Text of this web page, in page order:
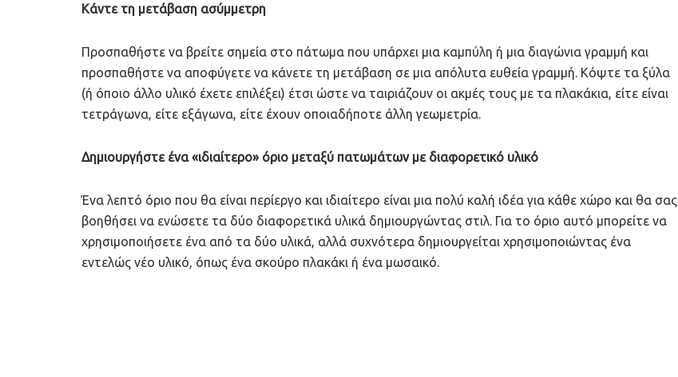
Κάντε τη μετάβαση ασύμμετρη
Προσπαθήστε να βρείτε σημεία στο πάτωμα που υπάρχει μια καμπύλη ή μια διαγώνια γραμμή και
προσπαθήστε να αποφύγετε να κάνετε τη μετάβαση σε μια απόλυτα ευθεία γραμμή. Κόψτε τα ξύλα
(ή όποιο άλλο υλικό έχετε επιλέξει) έτσι ώστε να ταιριάζουν οι ακμές τους με τα πλακάκια, είτε είναι
τετράγωνα, είτε εξάγωνα, είτε έχουν οποιαδήποτε άλλη γεωμετρία.
Δημιουργήστε ένα «ιδιαίτερο» όριο μεταξύ πατωμάτων με διαφορετικό υλικό
Ένα λεπτό όριο που θα είναι περίεργο και ιδιαίτερο είναι μια πολύ καλή ιδέα για κάθε χώρο και θα σας
βοηθήσει να ενώσετε τα δύο διαφορετικά υλικά δημιουργώντας στιλ. Για το όριο αυτό μπορείτε να
χρησιμοποιήσετε ένα από τα δύο υλικά, αλλά συχνότερα δημιουργείται χρησιμοποιώντας ένα
εντελώς νέο υλικό, όπως ένα σκούρο πλακάκι ή ένα μωσαικό.